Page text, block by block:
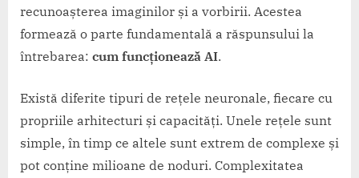
recunoașterea imaginilor și a vorbirii. Acestea
formează o parte fundamentală a răspunsului la
întrebarea: cum funcționează AI.
Există diferite tipuri de rețele neuronale, fiecare cu
propriile arhitecturi și capacități. Unele rețele sunt
simple, în timp ce altele sunt extrem de complexe și
pot conține milioane de noduri. Complexitatea